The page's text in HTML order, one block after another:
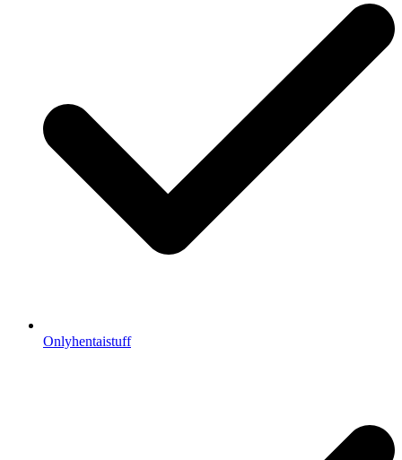
Onlyhentaistuff